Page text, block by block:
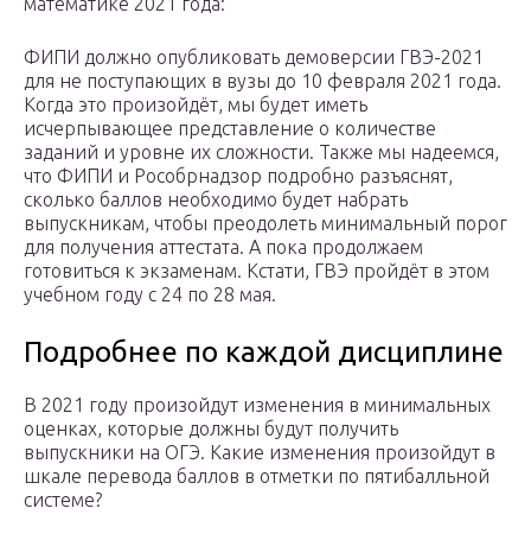
ФИПИ должно опубликовать демоверсии ГВЭ-2021
для не поступающих в вузы до 10 февраля 2021 года.
Когда это произойдёт, мы будет иметь
исчерпывающее представление о количестве
заданий и уровне их сложности. Также мы надеемся,
что ФИПИ и Рособрнадзор подробно разъяснят,
сколько баллов необходимо будет набрать
выпускникам, чтобы преодолеть минимальный порог
для получения аттестата. А пока продолжаем
готовиться к экзаменам. Кстати, ГВЭ пройдёт в этом
учебном году с 24 по 28 мая.
Подробнее по каждой дисциплине
В 2021 году произойдут изменения в минимальных
оценках, которые должны будут получить
выпускники на ОГЭ. Какие изменения произойдут в
шкале перевода баллов в отметки по пятибалльной
системе?